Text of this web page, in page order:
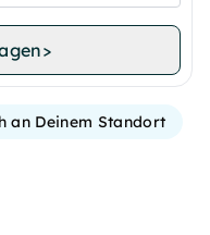
>
an Deinem Standort